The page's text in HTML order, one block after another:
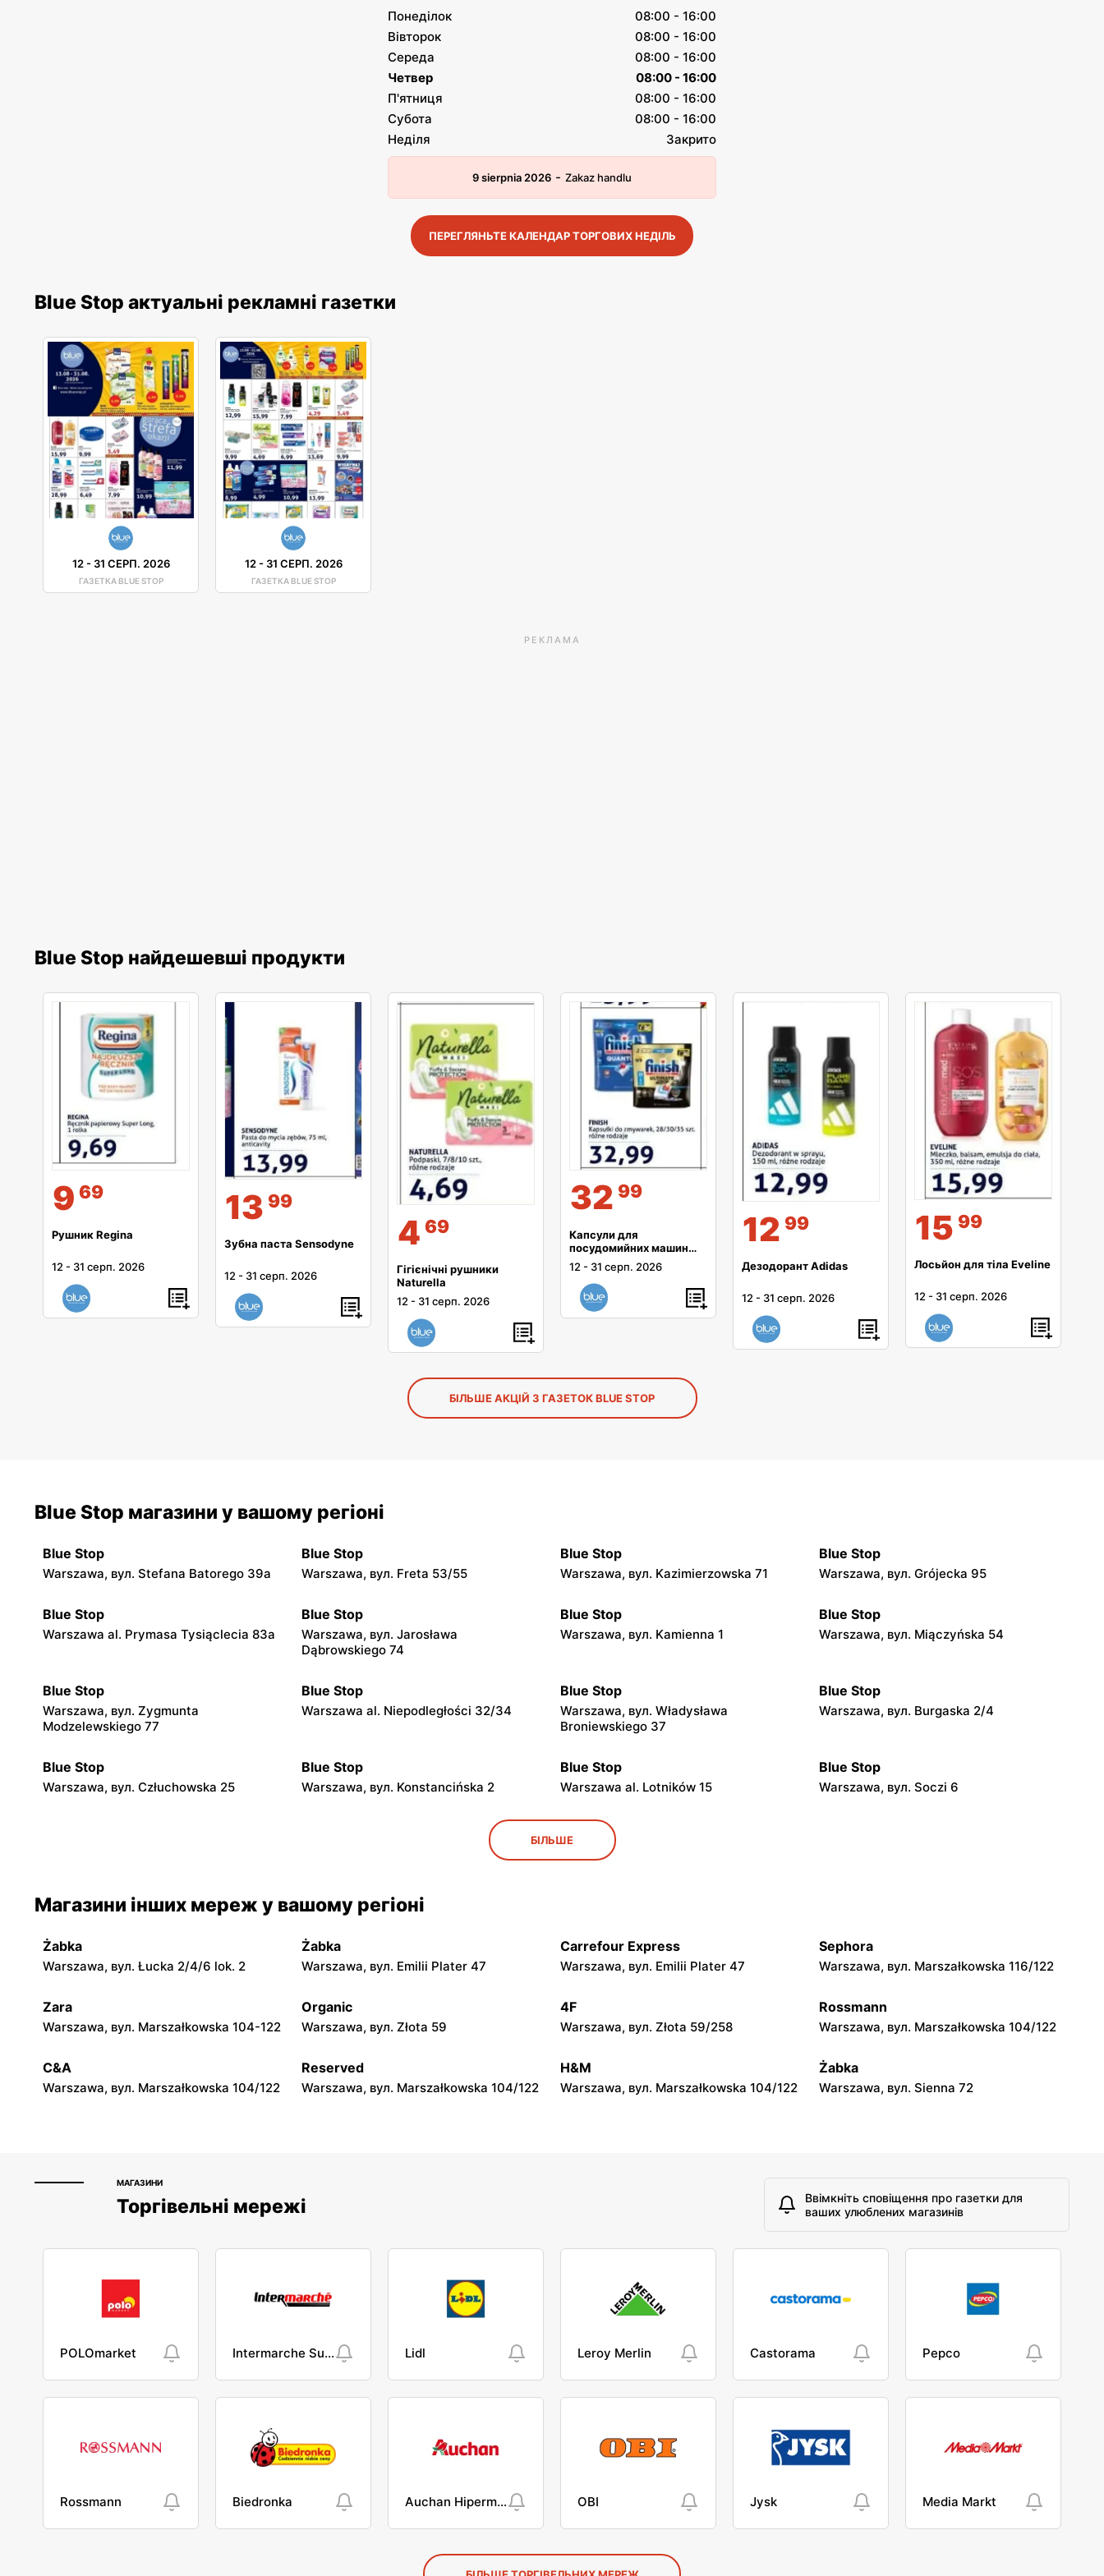
Понеділок
08:00 - 16:00
Вівторок
08:00 - 16:00
Середа
08:00 - 16:00
Четвер
08:00 - 16:00
П'ятниця
08:00 - 16:00
Субота
08:00 - 16:00
Неділя
Закрито
9 sierpnia 2026 - Zakaz handlu
ПЕРЕГЛЯНЬТЕ КАЛЕНДАР ТОРГОВИХ НЕДІЛЬ
Blue Stop актуальні рекламні газетки
12- 31 СЕРП. 2026
ГАЗЕТКА BLUE STOP
12- 31 СЕРП. 2026
ГАЗЕТКА BLUE STOP
РЕКЛАМА
Blue Stop найдешевші продукти
9 69
Рушник Regina
12 - 31 серп. 2026
13 99
Зубна паста Sensodyne
12 - 31 серп. 2026
4 69
Гігієнічні рушники
Naturella
12 - 31 серп. 2026
32 99
Капсули для
посудомийних машин
Finish
12 - 31 серп. 2026
12 99
Дезодорант Adidas
12 - 31 серп. 2026
15 99
Лосьйон для тіла Eveline
12 - 31 серп. 2026
БІЛЬШЕ АКЦІЙ З ГАЗЕТОК BLUE STOP
Blue Stop магазини у вашому регіоні
Blue Stop
Warszawa, вул. Stefana Batorego 39a
Blue Stop
Warszawa, вул. Freta 53/55
Blue Stop
Warszawa, вул. Kazimierzowska 71
Blue Stop
Warszawa, вул. Grójecka 95
Blue Stop
Warszawa al. Prymasa Tysiąclecia 83a
Blue Stop
Warszawa, вул. Jarosława
Dąbrowskiego 74
Blue Stop
Warszawa, вул. Kamienna 1
Blue Stop
Warszawa, вул. Miączyńska 54
Blue Stop
Warszawa, вул. Zygmunta
Modzelewskiego 77
Blue Stop
Warszawa al. Niepodległości 32/34
Blue Stop
Warszawa, вул. Władysława
Broniewskiego 37
Blue Stop
Warszawa, вул. Burgaska 2/4
Blue Stop
Warszawa, вул. Człuchowska 25
Blue Stop
Warszawa, вул. Konstancińska 2
Blue Stop
Warszawa al. Lotników 15
Blue Stop
Warszawa, вул. Soczi 6
Blue Stop
Warszawa, вул. Portofino 8
Blue Stop
10
Blue Stop
25
Piastów, вул. Józefa Wybickiego 3 Laski, вул. 3 Maja 45 A Ożarów Mazowiecki, вул. Kolejowa 3A Legionowo, вул. Jerzego Siwińskiego 2
Otrębusy, вул. Natalińska 29 Brwinów, вул. Pszczelińska 48 Otwock, вул. Michała Andriollego 1/10 Milanówek, вул. Krakowska 116
БІЛЬШЕ
Магазини інших мереж у вашому регіоні
Żabka
Warszawa, вул. Łucka 2/4/6 lok. 2
Żabka
Warszawa, вул. Emilii Plater 47
Carrefour Express
Warszawa, вул. Emilii Plater 47
Sephora
Warszawa, вул. Marszałkowska 116/122
Zara
Warszawa, вул. Marszałkowska 104-122
Organic
Warszawa, вул. Złota 59
4F
Warszawa, вул. Złota 59/258
Rossmann
Warszawa, вул. Marszałkowska 104/122
C&A
Warszawa, вул. Marszałkowska 104/122
Reserved
Warszawa, вул. Marszałkowska 104/122
H&M
Warszawa, вул. Marszałkowska 104/122
Żabka
Warszawa, вул. Sienna 72
МАГАЗИНИ
Торгівельні мережі
Ввімкніть сповіщення про газетки для
ваших улюблених магазинів
POLOmarket Intermarche Super Lidl Leroy Merlin Castorama Pepco
Rossmann Biedronka Auchan Hipermarket OBI Jysk Media Markt